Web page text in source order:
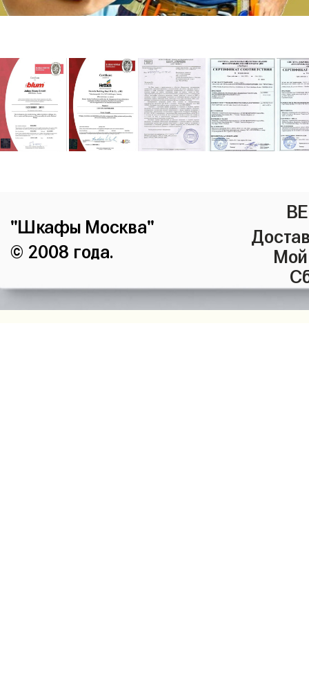
"Шкафы Москва"
© 2008 года.